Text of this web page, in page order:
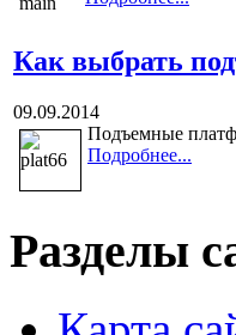
Как выбрать
09.09.2014
Подъемные
Подробнее...
Разделы